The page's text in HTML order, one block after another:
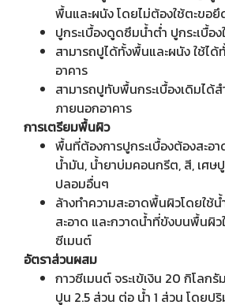
พื้นและผนัง โดยไม่ต้องใช้ตะขอยึ
ปูกระเบื้องดูดซึมน้ำต่ำ ปูกระเบื้อง
สามารถปูได้ทั้งพื้นและผนัง ใช้ไ
อาคาร
สามารถปูทับพื้นกระเบื้องเดิมได้
ภายนอกอาคาร
การเตรียมพื้นผิว
พื้นที่ต้องการปูกระเบื้องต้องสะอ
น้ำมัน, น้ำยาบ่มคอนกรีต, สี, เศษ
ปลอมอื่นๆ
ล้างทำความสะอาดพื้นผิวโดยใช้
สะอาด และกวาดน้ำที่ขังบนพื้นผิ
ซีเมนต์
อัตราส่วนผสม
กาวซีเมนต์ จระเข้เงิน 20 กิโลก
ปูน 2.5 ส่วน ต่อ น้ำ 1 ส่วน โดยป